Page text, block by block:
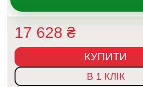
17 628 ₴
КУПИТИ
В 1 КЛІК